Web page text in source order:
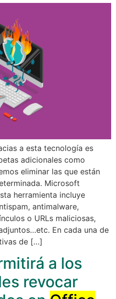
a esta tecnología es
adicionales como
eliminar las que están
Microsoft
herramienta incluye
antimalware,
o URLs maliciosas,
En cada una de
de […]
a los
revocar